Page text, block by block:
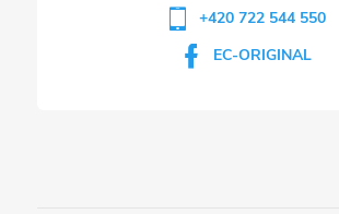
+420 722 544 550
EC-ORIGINAL